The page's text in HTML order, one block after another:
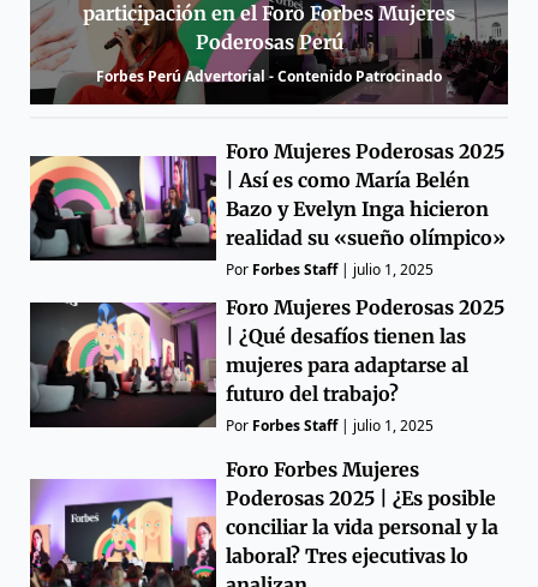
participación en el Foro Forbes Mujeres
Poderosas Perú
Forbes Perú Advertorial - Contenido Patrocinado
Foro Mujeres Poderosas 2025
| Así es como María Belén
Bazo y Evelyn Inga hicieron
realidad su «sueño olímpico»
Por Forbes Staff| julio 1, 2025
Foro Mujeres Poderosas 2025
| ¿Qué desafíos tienen las
mujeres para adaptarse al
futuro del trabajo?
Por Forbes Staff| julio 1, 2025
Foro Forbes Mujeres
Poderosas 2025 | ¿Es posible
conciliar la vida personal y la
laboral? Tres ejecutivas lo